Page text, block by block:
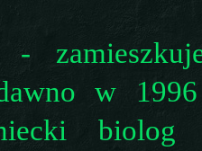
-
w
biolog